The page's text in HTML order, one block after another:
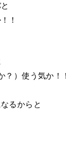
！
？）使う気か！！
るからと